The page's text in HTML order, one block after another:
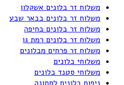
משלוח זר בלונים אשקלון
משלוח זר בלונים בבאר שבע
משלוח זר בלונים בחיפה
משלוח זר בלונים רמת גן
משלוח זר פרחים מבלונים
משלוחי בלונים
משלוחי סטנד בלונים